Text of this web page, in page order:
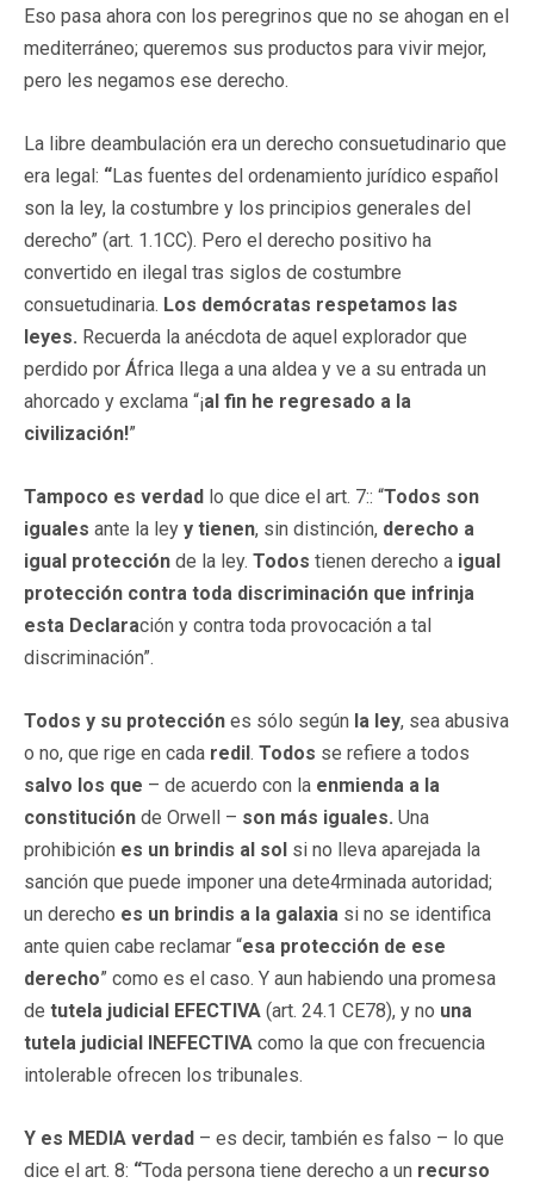
Eso pasa ahora con los peregrinos que no se ahogan en el
mediterráneo; queremos sus productos para vivir mejor,
pero les negamos ese derecho.
La libre deambulación era un derecho consuetudinario que
era legal: “Las fuentes del ordenamiento jurídico español
son la ley, la costumbre y los principios generales del
derecho” (art. 1.1CC). Pero el derecho positivo ha
convertido en ilegal tras siglos de costumbre
consuetudinaria. Los demócratas respetamos las
leyes. Recuerda la anécdota de aquel explorador que
perdido por África llega a una aldea y ve a su entrada un
ahorcado y exclama “¡al fin he regresado a la
civilización!”
Tampoco es verdad lo que dice el art. 7:: “Todos son
iguales ante la ley y tienen, sin distinción, derecho a
igual protección de la ley. Todos tienen derecho a igual
protección contra toda discriminación que infrinja
esta Declaración y contra toda provocación a tal
discriminación”.
Todos y su protección es sólo según la ley, sea abusiva
o no, que rige en cada redil. Todos se refiere a todos
salvo los que – de acuerdo con la enmienda a la
constitución de Orwell – son más iguales. Una
prohibición es un brindis al sol si no lleva aparejada la
sanción que puede imponer una dete4rminada autoridad;
un derecho es un brindis a la galaxia si no se identifica
ante quien cabe reclamar “esa protección de ese
derecho” como es el caso. Y aun habiendo una promesa
de tutela judicial EFECTIVA (art. 24.1 CE78), y no una
tutela judicial INEFECTIVA como la que con frecuencia
intolerable ofrecen los tribunales.
Y es MEDIA verdad – es decir, también es falso – lo que
dice el art. 8: “Toda persona tiene derecho a un recurso